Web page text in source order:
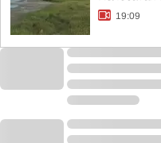
19:09